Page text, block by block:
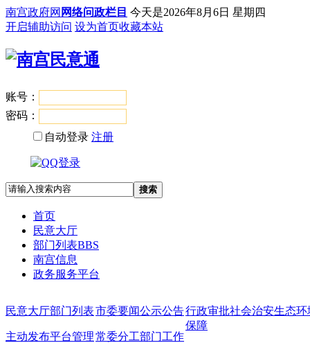
南宫政府网 网络问政栏目 今天是2026年8月6日 星期四
开启辅助访问 设为首页收藏本站
账号：
密码：
自动登录 注册
搜索
首页
民意大厅
部门列表BBS
南宫信息
政务服务平台
民意大厅部门列表
主动发布平台管理
市委要闻公示公告
常委分工部门工作
行政审批社会治安生态环
保障